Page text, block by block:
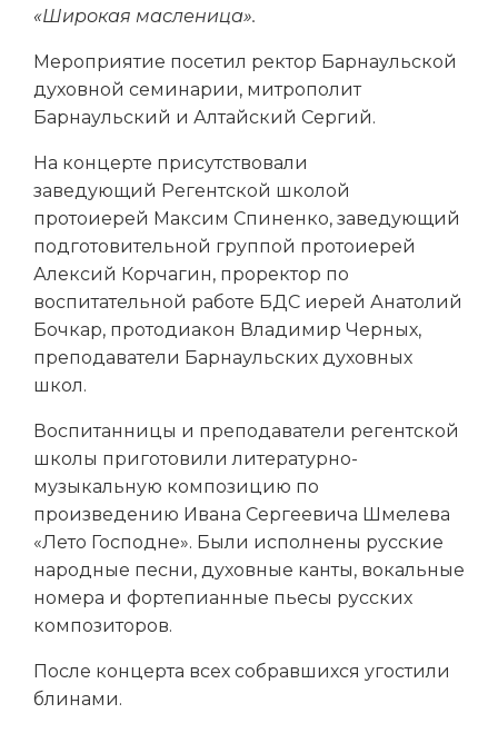
«Широкая масленица».
Мероприятие посетил ректор Барнаульской
духовной семинарии, митрополит
Барнаульский и Алтайский Сергий.
На концерте присутствовали
заведующий Регентской школой
протоиерей Максим Спиненко, заведующий
подготовительной группой протоиерей
Алексий Корчагин, проректор по
воспитательной работе БДС иерей Анатолий
Бочкар, протодиакон Владимир Черных,
преподаватели Барнаульских духовных
школ.
Воспитанницы и преподаватели регентской
школы приготовили литературно-
музыкальную композицию по
произведению Ивана Сергеевича Шмелева
«Лето Господне». Были исполнены русские
народные песни, духовные канты, вокальные
номера и фортепианные пьесы русских
композиторов.
После концерта всех собравшихся угостили
блинами.